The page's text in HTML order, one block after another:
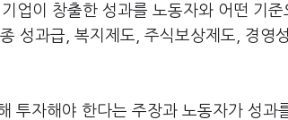
업이 창출한 성과를 노동자와 어떤 기
성과급
복지제도 주식보상제도
경영
투자해야 한다는 주장과 노동자가 성과